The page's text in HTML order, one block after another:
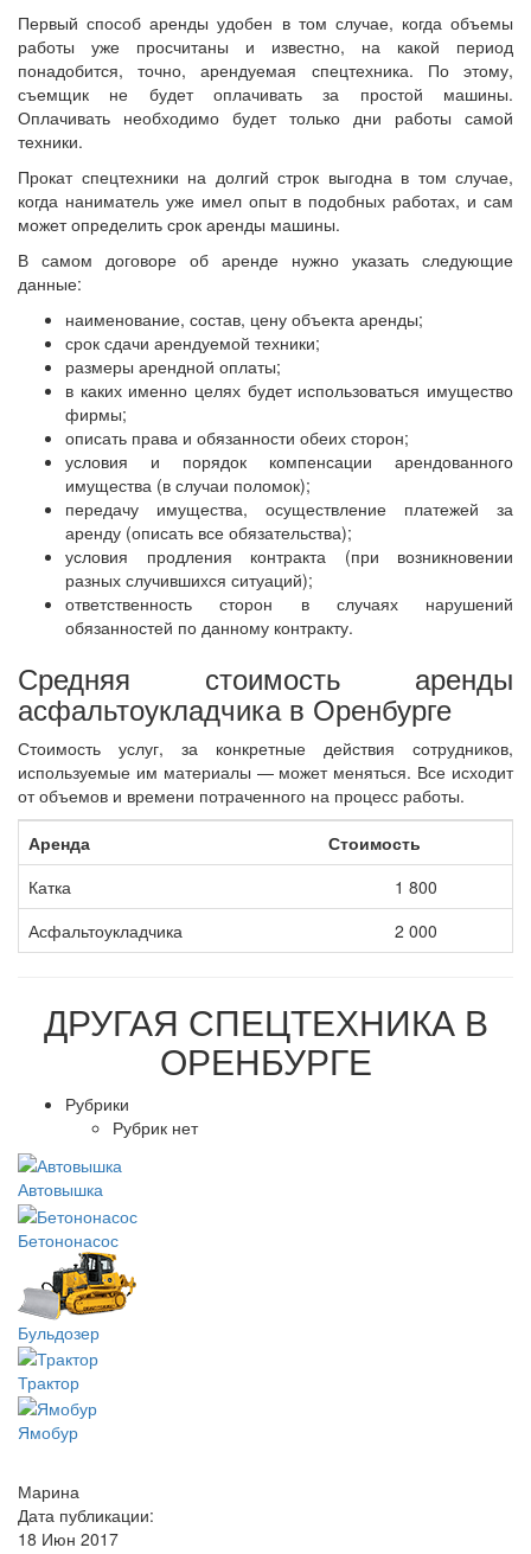
Первый способ аренды удобен в том случае, когда объемы
работы уже просчитаны и известно, на какой период
понадобится, точно, арендуемая спецтехника. По этому,
съемщик не будет оплачивать за простой машины.
Оплачивать необходимо будет только дни работы самой
техники.
Прокат спецтехники на долгий строк выгодна в том случае,
когда наниматель уже имел опыт в подобных работах, и сам
может определить срок аренды машины.
В самом договоре об аренде нужно указать следующие
данные:
наименование, состав, цену объекта аренды;
срок сдачи арендуемой техники;
размеры арендной оплаты;
в каких именно целях будет использоваться имущество
фирмы;
описать права и обязанности обеих сторон;
условия и порядок компенсации арендованного
имущества (в случаи поломок);
передачу имущества, осуществление платежей за
аренду (описать все обязательства);
условия продления контракта (при возникновении
разных случившихся ситуаций);
ответственность сторон в случаях нарушений
обязанностей по данному контракту.
Средняя стоимость аренды
асфальтоукладчика в Оренбурге
Стоимость услуг, за конкретные действия сотрудников,
используемые им материалы — может меняться. Все исходит
от объемов и времени потраченного на процесс работы.
Аренда
Стоимость
Катка
1 800
Асфальтоукладчика
2 000
ДРУГАЯ СПЕЦТЕХНИКА В
ОРЕНБУРГЕ
Рубрики
Рубрик нет
Автовышка
Бетононасос
Бульдозер
Трактор
Ямобур
Марина
Дата публикации:
18 Июн 2017